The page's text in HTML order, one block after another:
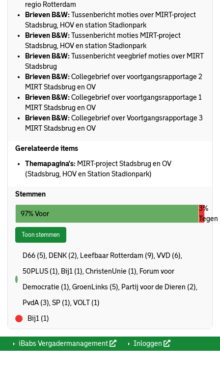
regio Rotterdam
Brieven B&W:Tussenbericht moties over MIRT-project
Stadsbrug, HOV en station Stadionpark
Brieven B&W:Tussenbericht moties MIRT-project
Stadsbrug, HOV en station Stadionpark
Brieven B&W:Tussenbericht veegbrief moties over MIRT
Stadsbrug
Brieven B&W:Collegebrief over voortgangsrapportage 2
MIRT Stadsbrug en OV
Brieven B&W:Collegebrief over voortgangsrapportage 1
MIRT Stadsbrug en OV
Brieven B&W:Collegebrief over Voortgangsrapportage 3
MIRT Stadsbrug en OV
Gerelateerde items
Themapagina's: MIRT-project Stadsbrug en OV
(Stadsbrug, HOV en Station Stadionpark)
Stemmen
97% Voor
3%
Tegen
Toon stemmen
voor
D66 (5), DENK (2), Leefbaar Rotterdam (9), VVD (6),
50PLUS (1), Bij1 (1), ChristenUnie (1), Forum voor
Democratie (1), GroenLinks (5), Partij voor de Dieren (2),
PvdA (3), SP (1), VOLT (1)
Bij1 (1)
iBabs Vergadermanagement Inloggen